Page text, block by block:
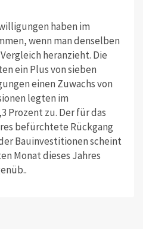
haben im
wenn man denselben
heranzieht. Die
ein Plus von sieben
einen Zuwachs von
legten im
Prozent zu. Der für das
befürchtete Rückgang
Bauinvestitionen scheint
Monat dieses Jahres